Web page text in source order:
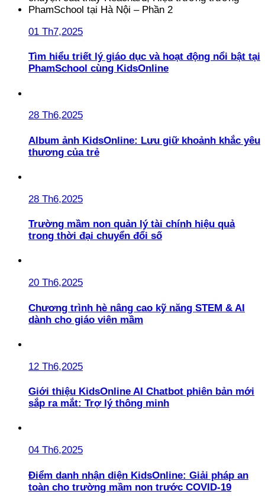
01 Th7,2025
Tìm hiểu triết lý giáo dục và hoạt động nổi bật tại
PhamSchool cùng KidsOnline
28 Th6,2025
Album ảnh KidsOnline: Lưu giữ khoảnh khắc yêu
thương của trẻ
28 Th6,2025
Trường mầm non quản lý tài chính hiệu quả
trong thời đại chuyển đổi số
20 Th6,2025
Chương trình hè nâng cao kỹ năng STEM & AI
dành cho giáo viên mầm
12 Th6,2025
Giới thiệu KidsOnline AI Chatbot phiên bản mới
sắp ra mắt: Trợ lý thông minh
04 Th6,2025
Điểm danh nhận diện KidsOnline: Giải pháp an
toàn cho trường mầm non trước COVID-19